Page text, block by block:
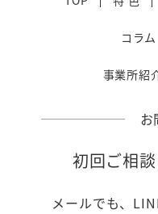
コラム
事業所紹
お
初回ご相談
メールでも、